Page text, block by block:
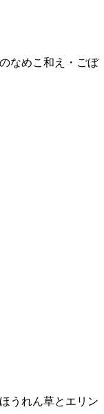
なめこ和え・ごぼ
うれん草とエリン